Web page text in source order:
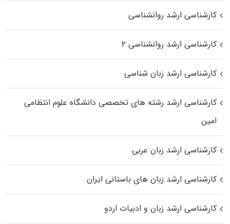
کارشناسی ارشد روانشناسی
کارشناسی ارشد روانشناسی ۲
کارشناسی ارشد زبان شناسی
کارشناسی ارشد رﺷﺘﻪ ﻫﺎی تخصصی داﻧﺸﮕﺎه ﻋﻠﻮم انتظامی
اﻣﻴﻦ
کارشناسی ارشد زبان عربی
کارشناسی ارشد زبان‌ های باستانی ایران
کارشناسی ارشد زبان و ادبیات اردو